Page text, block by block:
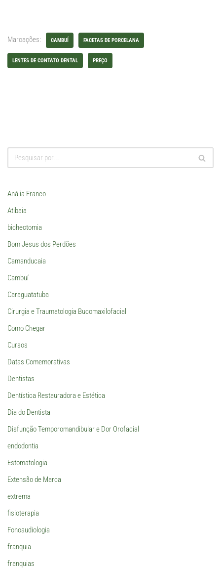
Marcações: CAMBUÍ FACETAS DE PORCELANA
LENTES DE CONTATO DENTAL PREÇO
Anália Franco
Atibaia
bichectomia
Bom Jesus dos Perdões
Camanducaia
Cambuí
Caraguatatuba
Cirurgia e Traumatologia Bucomaxilofacial
Como Chegar
Cursos
Datas Comemorativas
Dentistas
Dentística Restauradora e Estética
Dia do Dentista
Disfunção Temporomandibular e Dor Orofacial
endodontia
Estomatologia
Extensão de Marca
extrema
fisioterapia
Fonoaudiologia
franquia
franquias